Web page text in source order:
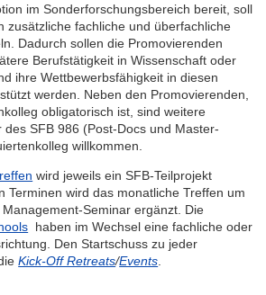
im Sonderforschungsbereich bereit, soll
zusätzliche fachliche und überfachliche
Dadurch sollen die Promovierenden
Berufstätigkeit in Wissenschaft oder
ihre Wettbewerbsfähigkeit in diesen
werden. Neben den Promovierenden,
obligatorisch ist, sind weitere
des SFB 986 (Post-Docs und Master-
willkommen.
wird jeweils ein SFB-Teilprojekt
Terminen wird das monatliche Treffen um
Seminar ergänzt. Die
haben im Wechsel eine fachliche oder
Den Startschuss zu jeder
Kick-Off Retreats/Events